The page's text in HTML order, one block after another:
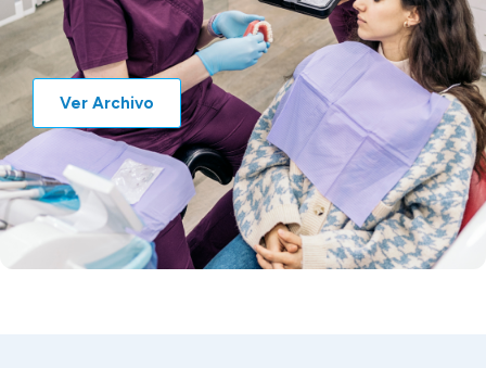
Ver Archivo